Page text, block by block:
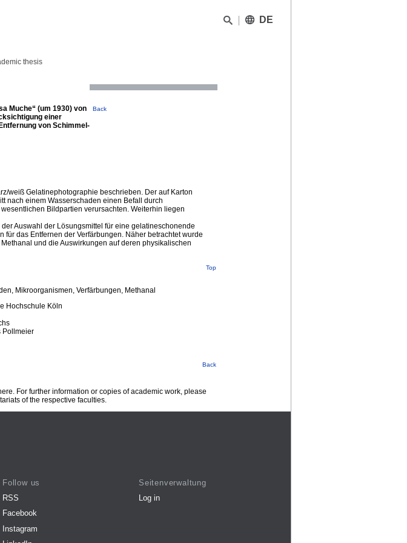
DE
thesis
Muche“ (um 1930) von
einer
von Schimmel-
Back
weiß Gelatinephotographie beschrieben. Der auf Karton
nach einem Wasserschaden einen Befall durch
Bildpartien verursachten. Weiterhin liegen
Auswahl der Lösungsmittel für eine gelatineschonende
für das Entfernen der Verfärbungen. Näher betrachtet wurde
und die Auswirkungen auf deren physikalischen
Top
Mikroorganismen, Verfärbungen, Methanal
Hochschule Köln
Pollmeier
Back
For further information or copies of academic work, please
of the respective faculties.
Follow us
RSS
Facebook
Instagram
Seitenverwaltung
Log in